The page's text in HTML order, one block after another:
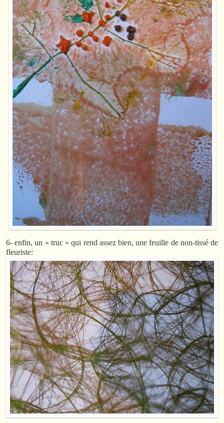
6- enfin, un « truc » qui rend assez bien, une feuille de non-tissé de
fleuriste: